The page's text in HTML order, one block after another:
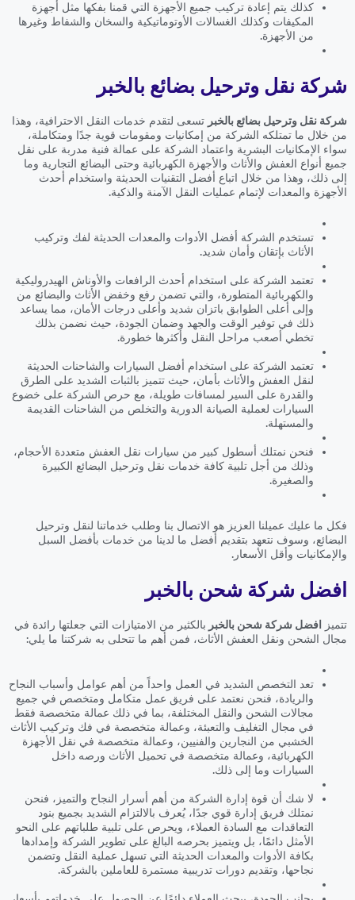
كذلك يتم إعادة تركيب جميع الأجهزة التي قمنا بفكها مثل أجهزة
المكيفات وكذلك الغسالات الأوتوماتيكية والسخان والشفاط وغيرها
من الأجهزة.
شركة نقل وترحيل بضائع بالخبر
شركة نقل وترحيل بضائع بالخبر تسعى لتقدم خدمات النقل الاحترافية، وهذا
من خلال ما تمتلكه الشركة من إمكانيات ومقومات قوية جدًا ومتكاملة،
سواء الإمكانيات البشرية واعتماد الشركة على عمالة فنية مدربة على نقل
جميع أنواع العفش والأثاث والأجهزة الكهربائية وحتى البضائع التجارية وما
إلى ذلك، وهذا من خلال اتباع أفضل التقنيات الحديثة واستخدام أحدث
الأجهزة والمعدات لإتمام عمليات النقل الآمنة والذكية.
تستخدم الشركة أفضل الأدوات والمعدات الحديثة لفك وتركيب
الأثاث بإتقان وأمان شديد.
تعتمد الشركة على استخدام أحدث الرافعات والأوناش الهيدروليكية
والكهربائية المتطورة، والتي تضمن رفع وخفض الأثاث والبضائع من
وإلى أعلى الطوابق باتزان شديد وأعلى درجات الأمان، مما يساعد
ذلك في توفير الوقت والجهد وضمان الجودة، حيث نضمن بذلك
تخطي أصعب مراحل النقل وأكثرها خطورة.
تعتمد الشركة على استخدام أفضل السيارات والشاحنات الحديثة
لنقل العفش والأثاث بأمان، حيث تتميز بالثبات الشديد على الطرق
والقدرة على السير لمسافات طويلة، مع حرص الشركة على خضوع
السيارات لعملية الصيانة الدورية والتخلص من الشاحنات القديمة
والمستهلة.
فنحن نمتلك أسطول كبير من سيارات نقل العفش متعددة الأحجام،
وذلك من أجل تلبية كافة خدمات نقل وترحيل البضائع الكبيرة
والصغيرة.
فكل ما عليك عميلنا العزيز هو الاتصال بنا وطلب خدماتنا لنقل وترحيل
البضائع، وسوف نتعهد بتقديم أفضل ما لدينا من خدمات بأفضل السبل
والإمكانيات وأقل الأسعار.
افضل شركة شحن بالخبر
تتميز افضل شركة شحن بالخبر بالكثير من الامتيازات التي جعلتها رائدة في
مجال الشحن ونقل العفش الأثاث، فمن أهم ما تتحلى به شركتنا ما يلي:
تعد التخصص الشديد في العمل واحداً من أهم عوامل وأسباب النجاح
والريادة، فنحن نعتمد على فريق عمل متكامل ومتخصص في جميع
مجالات الشحن والنقل المختلفة، بما في ذلك عمالة متخصصة فقط
في مجال التغليف والتعبئة، وعمالة متخصصة في فك وتركيب الأثاث
الخشبي من النجارين والفنيين، وعمالة متخصصة في نقل الأجهزة
الكهربائية، وعمالة متخصصة في تحميل الأثاث ورصه داخل
السيارات وما إلى ذلك.
لا شك أن قوة إدارة الشركة من أهم أسرار النجاح والتميز، فنحن
نمتلك فريق إدارة قوي جدًا، يُعرف بالالتزام الشديد بجميع بنود
التعاقدات مع السادة العملاء، ويحرص على تلبية طلباتهم على النحو
الأمثل دائمًا، بل ويتميز بحرصه البالغ على تطوير الشركة وإمدادها
بكافة الأدوات والمعدات الحديثة التي تسهل عملية النقل وتضمن
نجاحها، وتقديم دورات تدريبية مستمرة للعاملين بالشركة.